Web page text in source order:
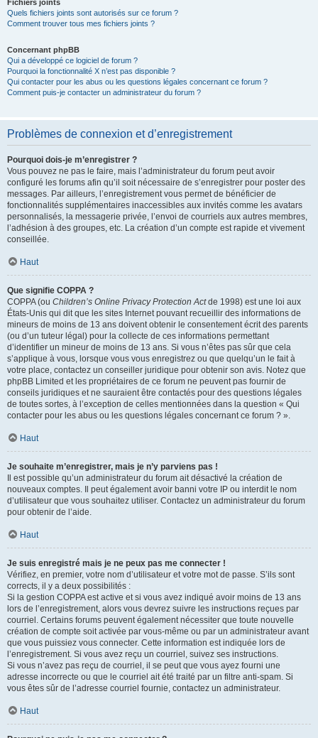
Fichiers joints
Quels fichiers joints sont autorisés sur ce forum ?
Comment trouver tous mes fichiers joints ?
Concernant phpBB
Qui a développé ce logiciel de forum ?
Pourquoi la fonctionnalité X n’est pas disponible ?
Qui contacter pour les abus ou les questions légales concernant ce forum ?
Comment puis-je contacter un administrateur du forum ?
Problèmes de connexion et d’enregistrement
Pourquoi dois-je m’enregistrer ?
Vous pouvez ne pas le faire, mais l’administrateur du forum peut avoir
configuré les forums afin qu’il soit nécessaire de s’enregistrer pour poster des
messages. Par ailleurs, l’enregistrement vous permet de bénéficier de
fonctionnalités supplémentaires inaccessibles aux invités comme les avatars
personnalisés, la messagerie privée, l’envoi de courriels aux autres membres,
l’adhésion à des groupes, etc. La création d’un compte est rapide et vivement
conseillée.
Haut
Que signifie COPPA ?
COPPA (ou Children’s Online Privacy Protection Actde 1998) est une loi aux
États-Unis qui dit que les sites Internet pouvant recueillir des informations de
mineurs de moins de 13 ans doivent obtenir le consentement écrit des parents
(ou d’un tuteur légal) pour la collecte de ces informations permettant
d’identifier un mineur de moins de 13 ans. Si vous n’êtes pas sûr que cela
s’applique à vous, lorsque vous vous enregistrez ou que quelqu’un le fait à
votre place, contactez un conseiller juridique pour obtenir son avis. Notez que
phpBB Limited et les propriétaires de ce forum ne peuvent pas fournir de
conseils juridiques et ne sauraient être contactés pour des questions légales
de toutes sortes, à l’exception de celles mentionnées dans la question « Qui
contacter pour les abus ou les questions légales concernant ce forum ? ».
Haut
Je souhaite m’enregistrer, mais je n’y parviens pas !
Il est possible qu’un administrateur du forum ait désactivé la création de
nouveaux comptes. Il peut également avoir banni votre IP ou interdit le nom
d’utilisateur que vous souhaitez utiliser. Contactez un administrateur du forum
pour obtenir de l’aide.
Haut
Je suis enregistré mais je ne peux pas me connecter !
Vérifiez, en premier, votre nom d’utilisateur et votre mot de passe. S’ils sont
corrects, il y a deux possibilités :
Si la gestion COPPA est active et si vous avez indiqué avoir moins de 13 ans
lors de l’enregistrement, alors vous devrez suivre les instructions reçues par
courriel. Certains forums peuvent également nécessiter que toute nouvelle
création de compte soit activée par vous-même ou par un administrateur avant
que vous puissiez vous connecter. Cette information est indiquée lors de
l’enregistrement. Si vous avez reçu un courriel, suivez ses instructions.
Si vous n’avez pas reçu de courriel, il se peut que vous ayez fourni une
adresse incorrecte ou que le courriel ait été traité par un filtre anti-spam. Si
vous êtes sûr de l’adresse courriel fournie, contactez un administrateur.
Haut